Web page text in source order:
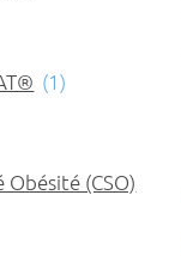
(1)
Obésité (CSO)